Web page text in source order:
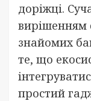
доріжці.
вирішенням
знайомих
те, що
простий